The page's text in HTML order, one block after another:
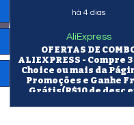
OFERTAS DE
ALIEXPRESS - Compre
Choice ou mais da
Promoções e Ganhe
Grátis(R$10 de desc
AliExpress
há 4 dias